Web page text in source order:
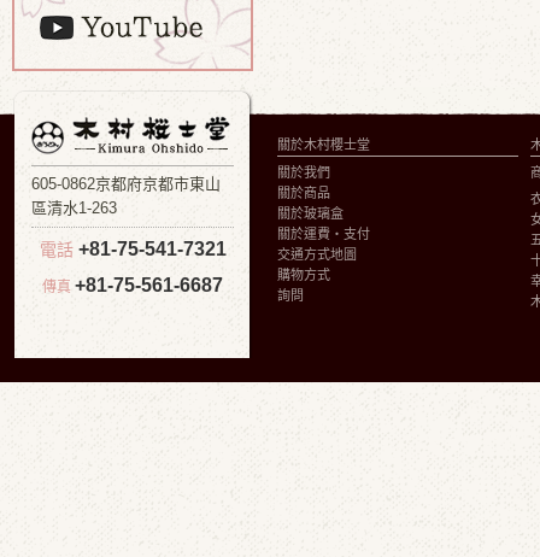
605-0862京都府京都市東山
區清水1-263
電話 +81-75-541-7321
傳真 +81-75-561-6687
關於木村櫻士堂
關於我們
關於商品
關於玻璃盒
關於運費・支付
交通方式地圖
購物方式
詢問